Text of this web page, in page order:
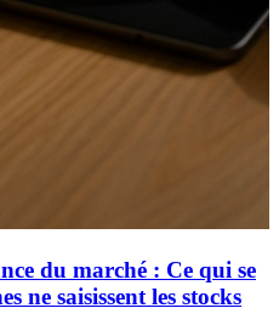
du marché : Ce qui se
ne saisissent les stocks